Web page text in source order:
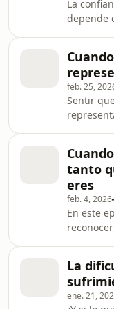
al 21 de
https://
La
depende
real, una
sostiene
salen
en el
marzo:
feb. 25,
Sentir
detrás de
claridad
he
llegado
https://
tanto
eres
feb. 4, 2026
En este
sepas
volver a ti
con
La
ene. 21,